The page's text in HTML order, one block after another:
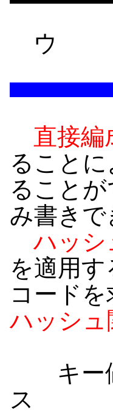
ウ
直接編
ること
ること
み書き
ハッシ
を適用
コード
ハッシュ
キー
ス